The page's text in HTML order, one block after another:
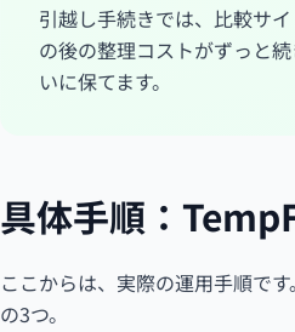
引越し手続きでは、比較サ
の後の整理コストがずっと
いに保てます。
具体手順：
ここからは、実際の運用手順で
の3つ。